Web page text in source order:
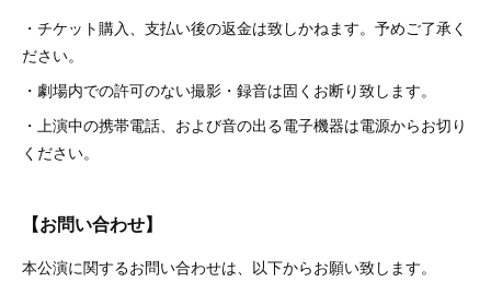
・チケット購入、支払い後の返金は致しかねます。予めご了承く
ださい。
・劇場内での許可のない撮影・録音は固くお断り致します。
・上演中の携帯電話、および音の出る電子機器は電源からお切り
ください。
【お問い合わせ】
本公演に関するお問い合わせは、以下からお願い致します。